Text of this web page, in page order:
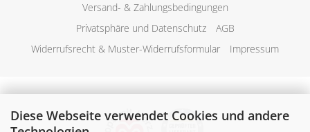
Diese Webseite verwendet Cookies und andere
Versand- & Zahlungsbedingungen
Privatsphäre und Datenschutz
AGB
Widerrufsrecht & Muster-Widerrufsformular
Impressum